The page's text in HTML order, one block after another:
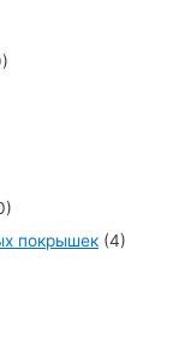
покрышек (4)